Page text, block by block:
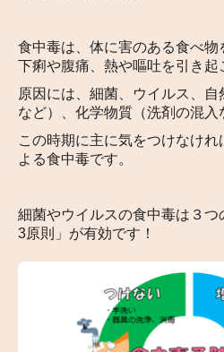
食中毒は、体に害のある食べ物
下痢や腹痛、熱や嘔吐を引き起
原因には、細菌、ウイルス、自
など）、化学物質（洗剤の混入
この時期に主に気をつけなけ
よる食中毒です。
細菌やウイルスの食中毒は３
3原則」が有効です！